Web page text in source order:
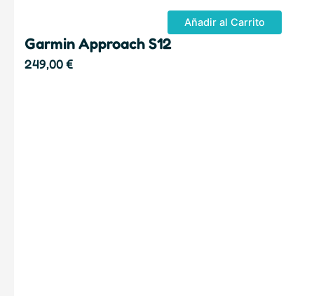
Añadir al Carrito
Garmin Approach S12
249,00€